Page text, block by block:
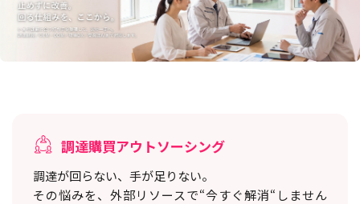
調達購買アウトソーシング
調達が回らない、手が足りない。
その悩みを、外部リソースで“今すぐ解消“しません